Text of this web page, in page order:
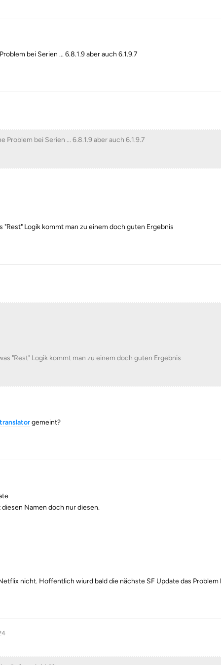
bei Serien ... 6.8.1.9 aber auch 6.1.9.7
Problem bei Serien ... 6.8.1.9 aber auch 6.1.9.7
Logik kommt man zu einem doch guten Ergebnis
"Rest" Logik kommt man zu einem doch guten Ergebnis
gemeint?
Namen doch nur diesen.
nicht. Hoffentlich wiurd bald die nächste SF Update das Problem